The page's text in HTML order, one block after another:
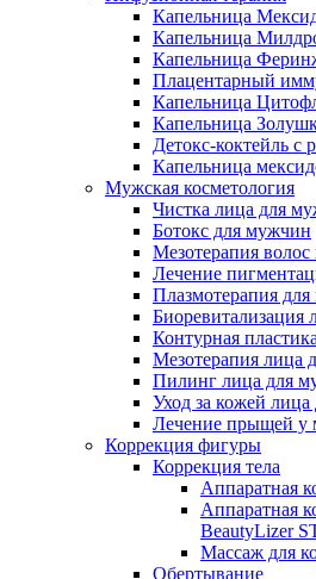
Капельница
Капельница
Капельница
Плацентарный
Капельница
Капельница
Детокс-коктейль с
Капельница
Мужская косметология
Чистка лица для
Ботокс для мужчин
Мезотерапия
Лечение
Плазмотерапия
Биоревитализация
Контурная
Мезотерапия лица
Пилинг лица для
Уход за кожей
Лечение прыщей у
Коррекция фигуры
Коррекция тела
Аппаратная
Аппаратная
BeautyLizer
Массаж для
Обертывание